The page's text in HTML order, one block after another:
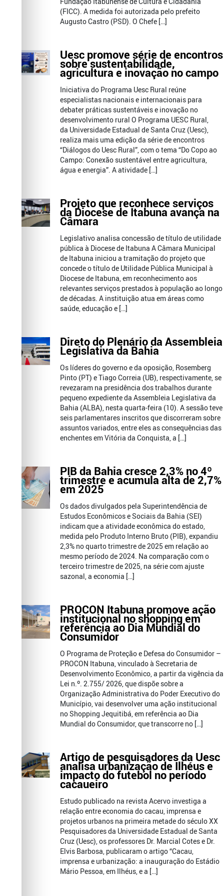
(FICC). A medida foi autorizada pelo prefeito
Augusto Castro (PSD). O Chefe […]
Uesc promove série de encontros
sobre sustentabilidade,
agricultura e inovação no campo
Iniciativa do Programa Uesc Rural reúne
especialistas nacionais e internacionais para
debater práticas sustentáveis e inovação no
desenvolvimento rural O Programa UESC Rural,
da Universidade Estadual de Santa Cruz (Uesc),
realiza mais uma edição da série de encontros
“Diálogos do Uesc Rural”, com o tema “Do Copo ao
Campo: Conexão sustentável entre agricultura,
água e energia”. A atividade […]
Projeto que reconhece serviços
da Diocese de Itabuna avança na
Câmara
Legislativo analisa concessão de título de utilidade
pública à Diocese de Itabuna A Câmara Municipal
de Itabuna iniciou a tramitação do projeto que
concede o título de Utilidade Pública Municipal à
Diocese de Itabuna, em reconhecimento aos
relevantes serviços prestados à população ao longo
de décadas. A instituição atua em áreas como
saúde, educação e […]
Direto do Plenário da Assembleia
Legislativa da Bahia
Os líderes do governo e da oposição, Rosemberg
Pinto (PT) e Tiago Correia (UB), respectivamente, se
revezaram na presidência dos trabalhos durante
pequeno expediente da Assembleia Legislativa da
Bahia (ALBA), nesta quarta-feira (10). A sessão teve
seis parlamentares inscritos que discorreram sobre
assuntos variados, entre eles as consequências das
enchentes em Vitória da Conquista, a […]
PIB da Bahia cresce 2,3% no 4º
trimestre e acumula alta de 2,7%
em 2025
Os dados divulgados pela Superintendência de
Estudos Econômicos e Sociais da Bahia (SEI)
indicam que a atividade econômica do estado,
medida pelo Produto Interno Bruto (PIB), expandiu
2,3% no quarto trimestre de 2025 em relação ao
mesmo período de 2024. Na comparação com o
terceiro trimestre de 2025, na série com ajuste
sazonal, a economia […]
PROCON Itabuna promove ação
institucional no shopping em
referência ao Dia Mundial do
Consumidor
O Programa de Proteção e Defesa do Consumidor –
PROCON Itabuna, vinculado à Secretaria de
Desenvolvimento Econômico, a partir da vigência da
Lei n.º. 2.755/ 2026, que dispõe sobre a
Organização Administrativa do Poder Executivo do
Município, vai desenvolver uma ação institucional
no Shopping Jequitibá, em referência ao Dia
Mundial do Consumidor, que transcorre no […]
Artigo de pesquisadores da Uesc
analisa urbanização de Ilhéus e
impacto do futebol no período
cacaueiro
Estudo publicado na revista Acervo investiga a
relação entre economia do cacau, imprensa e
projetos urbanos na primeira metade do século XX
Pesquisadores da Universidade Estadual de Santa
Cruz (Uesc), os professores Dr. Marcial Cotes e Dr.
Elvis Barbosa, publicaram o artigo “Cacau,
imprensa e urbanização: a inauguração do Estádio
Mário Pessoa, em Ilhéus, e a […]